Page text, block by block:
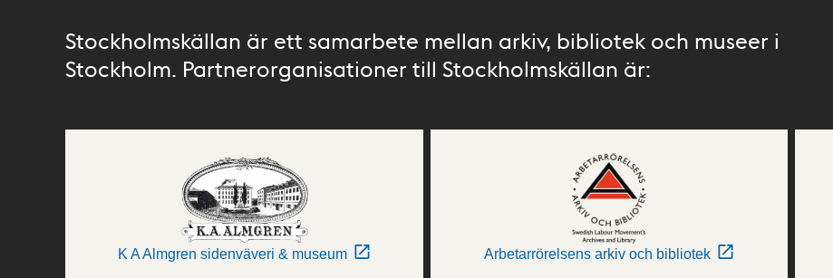
Stockholmskällan är ett samarbete mellan arkiv, bibliotek och museer i
Stockholm. Partnerorganisationer till Stockholmskällan är:
K A Almgren sidenväveri & museum Arbetarrörelsens arkiv och bibliotek